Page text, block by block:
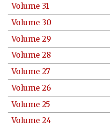
Volume 31
Volume 30
Volume 29
Volume 28
Volume 27
Volume 26
Volume 25
Volume 24